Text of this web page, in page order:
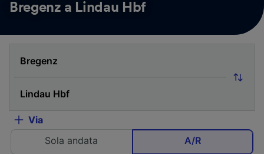
Bregenz a Lindau Hbf
Via
Sola andata
A/R